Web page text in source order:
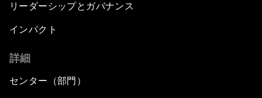
リーダーシップとガバナンス
インパクト
詳細
センター（部門）